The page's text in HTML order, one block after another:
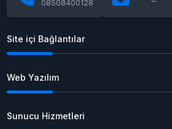
08508400128
Site içi Bağlantılar
Web Yazılım
Sunucu Hizmetleri